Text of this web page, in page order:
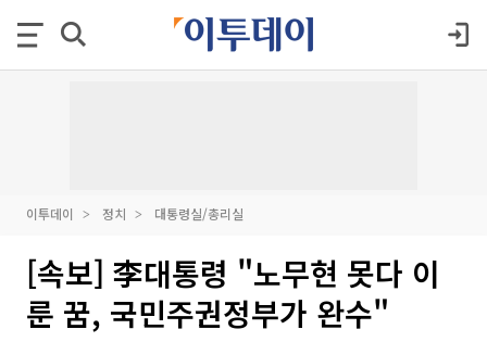
이투데이 정치 대통령실/총리실
[속보] 李대통령 "노무현 못다 이
룬 꿈, 국민주권정부가 완수"